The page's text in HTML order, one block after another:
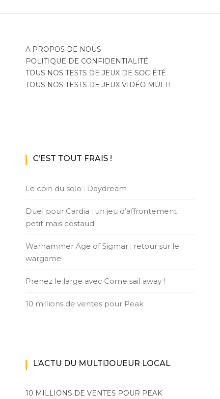
A PROPOS DE NOUS
POLITIQUE DE CONFIDENTIALITÉ
TOUS NOS TESTS DE JEUX DE SOCIÉTÉ
TOUS NOS TESTS DE JEUX VIDÉO MULTI
C’EST TOUT FRAIS !
Le coin du solo : Daydream
Duel pour Cardia : un jeu d’affrontement
petit mais costaud
Warhammer Age of Sigmar : retour sur le
wargame
Prenez le large avec Come sail away !
10 millions de ventes pour Peak
L’ACTU DU MULTIJOUEUR LOCAL
10 MILLIONS DE VENTES POUR PEAK